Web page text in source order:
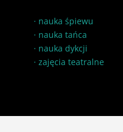
· nauka śpiewu
· nauka tańca
· nauka dykcji
·zajęcia teatralne